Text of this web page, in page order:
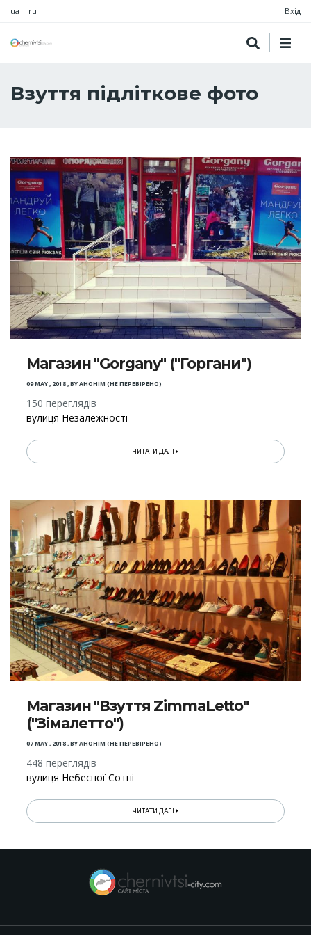
ua | ru Вхід
Взуття підліткове фото
Магазин "Gorgany" ("Горгани")
09 MAY , 2018,BYАНОНІМ (НЕ ПЕРЕВІРЕНО)
150 переглядів
вулиця Незалежності
ЧИТАТИ ДАЛІ
Магазин "Взуття ZimmaLetto"
("Зімалетто")
07 MAY , 2018,BYАНОНІМ (НЕ ПЕРЕВІРЕНО)
448 переглядів
вулиця Небесної Сотні
ЧИТАТИ ДАЛІ